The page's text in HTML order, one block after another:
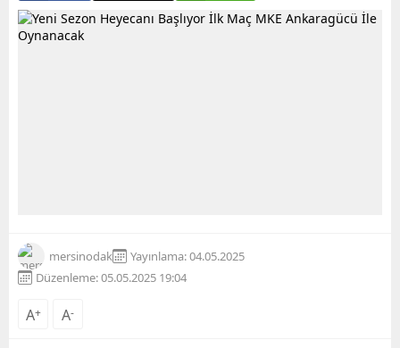
mersinodak
Yayınlama: 04.05.2025
Düzenleme: 05.05.2025 19:04
A+ A-